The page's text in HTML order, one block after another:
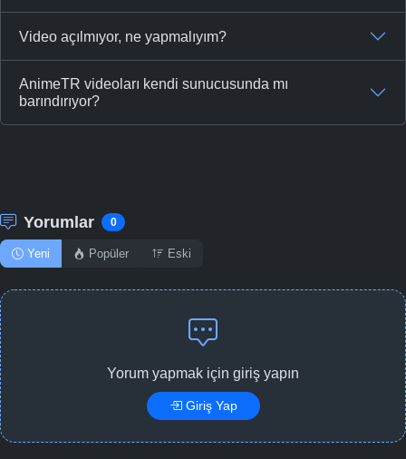
Video açılmıyor, ne yapmalıyım?
AnimeTR videoları kendi sunucusunda mı
barındırıyor?
Yorumlar 0
Yeni Popüler Eski
Yorum yapmak için giriş yapın
Giriş Yap